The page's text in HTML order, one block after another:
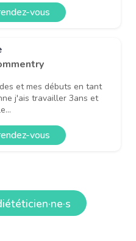
vous
et mes débuts en tant
j'ais travailler 3ans et
vous